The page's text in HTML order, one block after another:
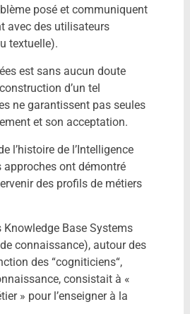
posé et communiquent
avec des utilisateurs
textuelle).
est sans aucun doute
d’un tel
ne garantissent pas seules
et son acceptation.
l’histoire de l’Intelligence
approches ont démontré
des profils de métiers
Knowledge Base Systems
connaissance), autour des
des “cogniticiens“,
consistait à «
» pour l’enseigner à la